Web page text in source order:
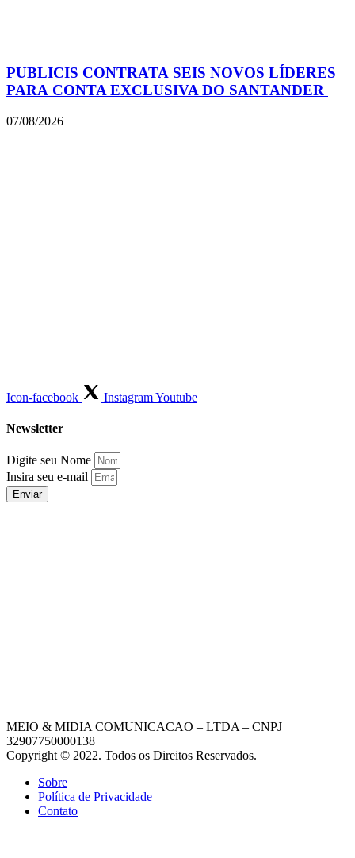
PUBLICIS CONTRATA SEIS NOVOS LÍDERES
PARA CONTA EXCLUSIVA DO SANTANDER
07/08/2026
Icon-facebook InstagramYoutube
Newsletter
Digite seu Nome
Insira seu e-mail
Enviar
MEIO & MIDIA COMUNICACAO – LTDA – CNPJ
32907750000138
Copyright © 2022. Todos os Direitos Reservados.
Sobre
Política de Privacidade
Contato